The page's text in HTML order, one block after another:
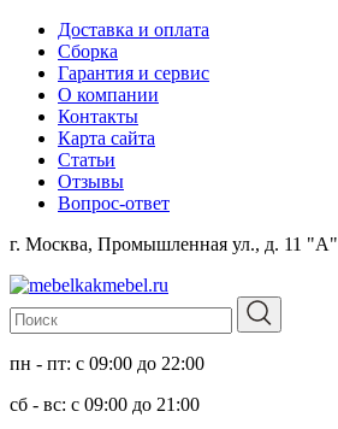
Доставка и оплата
Сборка
Гарантия и сервис
О компании
Контакты
Карта сайта
Статьи
Отзывы
Вопрос-ответ
г. Москва, Промышленная ул., д. 11 "А"
пн - пт: с 09:00 до 22:00
сб - вс: с 09:00 до 21:00